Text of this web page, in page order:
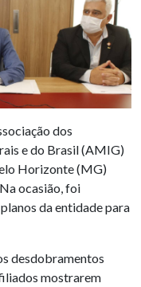
dos
e do Brasil (AMIG)
Horizonte (MG)
ocasião, foi
da entidade para
desdobramentos
mostrarem